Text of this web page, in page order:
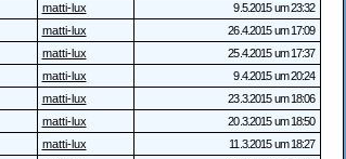
matti-lux
9.5.2015 um 23:32
matti-lux
26.4.2015 um 17:09
matti-lux
25.4.2015 um 17:37
matti-lux
9.4.2015 um 20:24
matti-lux
23.3.2015 um 18:06
matti-lux
20.3.2015 um 18:50
matti-lux
11.3.2015 um 18:27